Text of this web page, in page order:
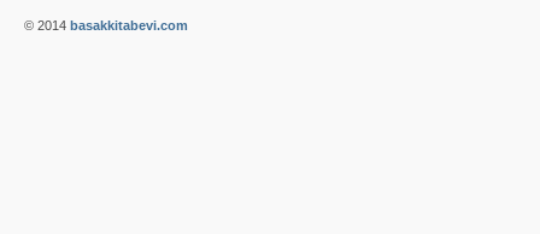
© 2014 basakkitabevi.com